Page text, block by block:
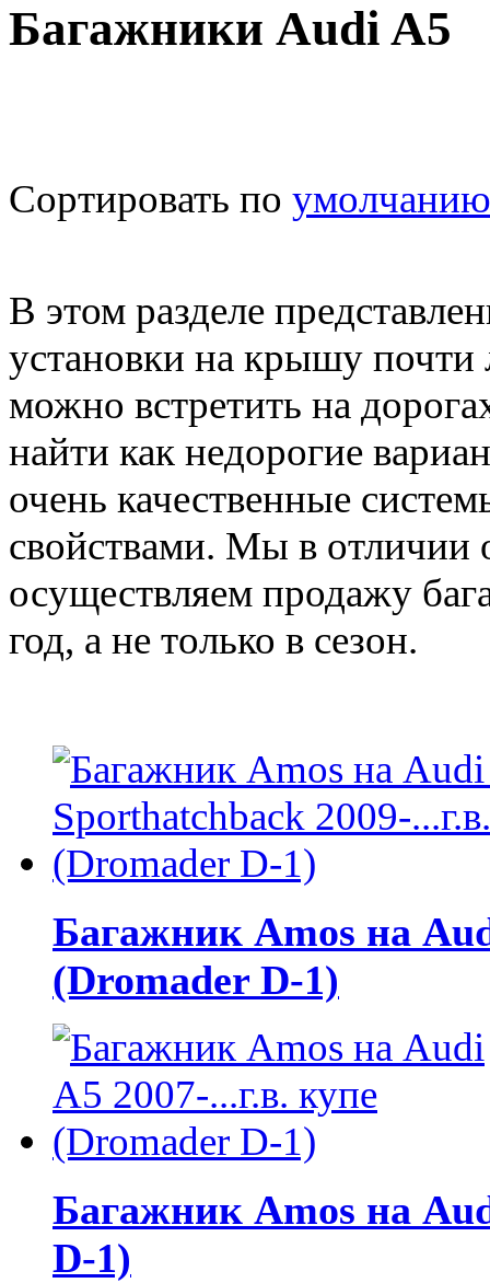
Багажники Audi A5
Сортировать по умолчанию
В этом разделе
установки на крышу
можно встретить на
найти как недорогие
очень качественные
свойствами. Мы в отличии
осуществляем продажу
год, а не только в сезон.
Багажник Amos на
(Dromader D-1)
Багажник Amos на
D-1)